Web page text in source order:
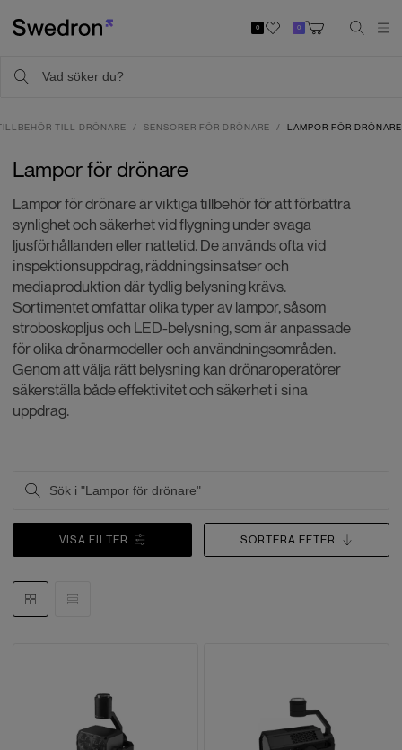
0 0
TILL DRÖNARE SENSORER FÖR DRÖNARE LAMPOR FÖR DRÖNARE
Lampor för drönare
Lampor för drönare är viktiga tillbehör för att förbättra
synlighet och säkerhet vid flygning under svaga
ljusförhållanden eller nattetid. De används ofta vid
inspektionsuppdrag, räddningsinsatser och
mediaproduktion där tydlig belysning krävs.
Sortimentet omfattar olika typer av lampor, såsom
stroboskopljus och LED-belysning, som är anpassade
för olika drönarmodeller och användningsområden.
Genom att välja rätt belysning kan drönaroperatörer
säkerställa både effektivitet och säkerhet i sina
uppdrag.
VISA FILTER SORTERA EFTER